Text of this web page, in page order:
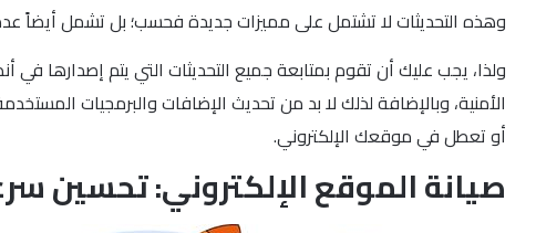
وهذه التحديثات لا تشتمل على مميزات جديدة فحسب؛ بل تشمل أيضاً
ولذا، يجب عليك أن تقوم بمتابعة جميع التحديثات التي يتم
الأمنية، وبالإضافة لذلك لا بد من تحديث الإضافات والبرمجيات
أو تعطل في موقعك الإلكتروني.
صيانة الموقع الإلكتروني: